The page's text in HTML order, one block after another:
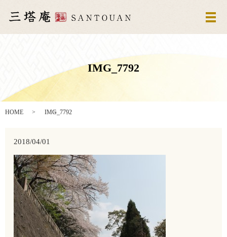
メ
IMG_7792
HOME IMG_7792
2018/04/01